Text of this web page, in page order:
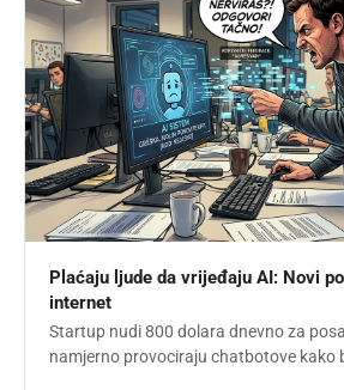
Plaćaju ljude da vrijeđaju AI: Novi
internet
Startup nudi 800 dolara dnevno za
namjerno provociraju chatbotove kako